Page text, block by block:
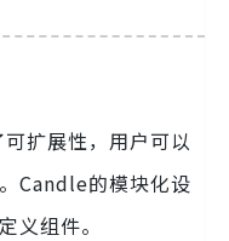
扩展性，用户可以
Candle的模块化设
义组件。